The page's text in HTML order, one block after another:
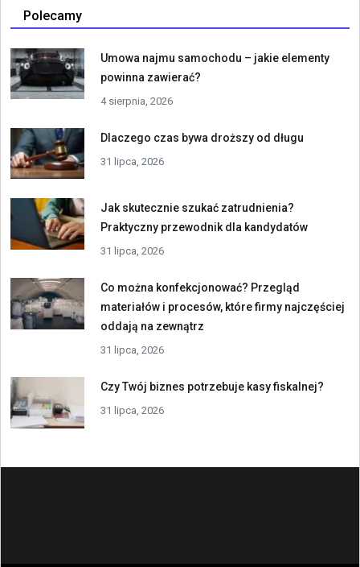
Polecamy
Umowa najmu samochodu – jakie elementy
powinna zawierać?
4 sierpnia, 2026
Dlaczego czas bywa droższy od długu
31 lipca, 2026
Jak skutecznie szukać zatrudnienia?
Praktyczny przewodnik dla kandydatów
31 lipca, 2026
Co można konfekcjonować? Przegląd
materiałów i procesów, które firmy najczęściej
oddają na zewnątrz
31 lipca, 2026
Czy Twój biznes potrzebuje kasy fiskalnej?
31 lipca, 2026